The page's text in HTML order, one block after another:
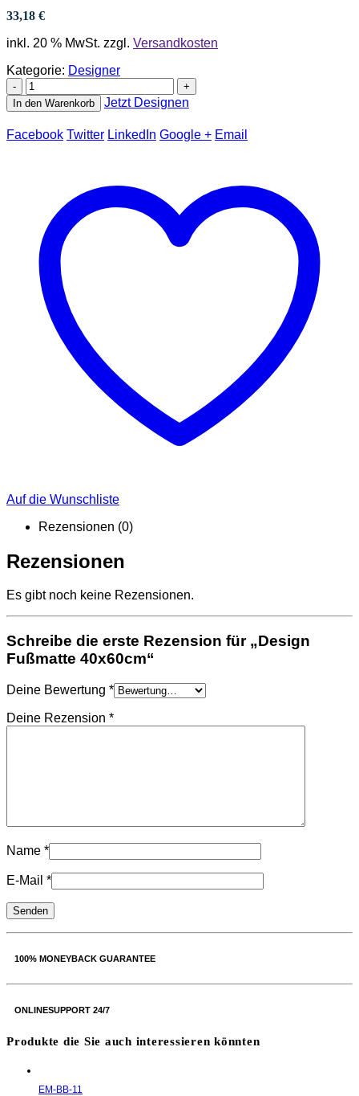
33,18 €
inkl. 20 % MwSt. zzgl. Versandkosten
Kategorie: Designer
-
+
In den Warenkorb
Jetzt Designen
Facebook Twitter LinkedIn Google + Email
Auf die Wunschliste
Rezensionen (0)
Rezensionen
Es gibt noch keine Rezensionen.
Schreibe die erste Rezension für „Design
Fußmatte 40x60cm“
Deine Bewertung *
Deine Rezension *
Name *
E-Mail *
100% MONEYBACK GUARANTEE
ONLINESUPPORT 24/7
Produkte die Sie auch interessieren könnten
EM-BB-11